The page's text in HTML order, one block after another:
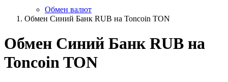
Обмен валют
Обмен Синий Банк RUB на Toncoin TON
Обмен Синий Банк RUB на
Toncoin TON